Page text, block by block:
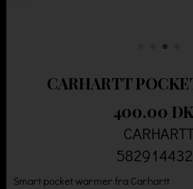
CARHARTT
400.00
Smart pocket warmer fra Carhartt